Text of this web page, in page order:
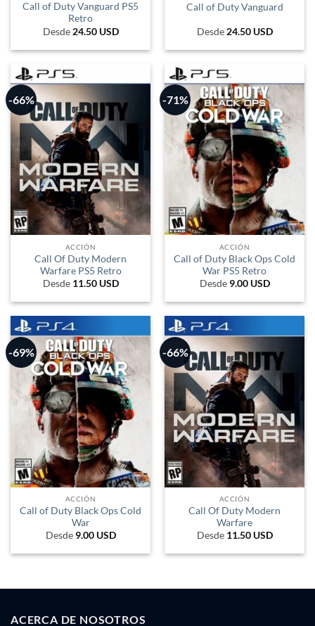
Call of Duty Vanguard PS5
Retro
Desde 24.50 USD
Call of Duty Vanguard
Desde 24.50 USD
-66%
ACCIÓN
Call Of Duty Modern
Warfare PS5 Retro
Desde 11.50 USD
-71%
ACCIÓN
Call of Duty Black Ops Cold
War PS5 Retro
Desde 9.00 USD
-69%
ACCIÓN
Call of Duty Black Ops Cold
War
Desde 9.00 USD
-66%
ACCIÓN
Call Of Duty Modern
Warfare
Desde 11.50 USD
ACERCA DE NOSOTROS